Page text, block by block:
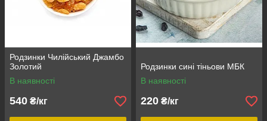
Родзинки Чилійський Джамбо
Золотий
В наявності
540 ₴/кг
Родзинки сині тіньови МБК
В наявності
220 ₴/кг